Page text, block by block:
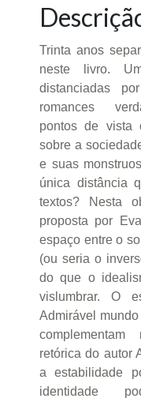
Trinta anos
neste livro.
distanciadas
romances
pontos de vista
sobre a
e suas
única distância
textos? Nesta
proposta por
espaço entre o
(ou seria o
do que o
vislumbrar. O
Admirável
retórica do autor
a estabilidade
identidade